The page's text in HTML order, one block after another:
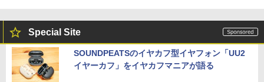
Special Site
SOUNDPEATSのイヤカフ型イヤフォン「UU2
イヤーカフ」をイヤカフマニアが語る